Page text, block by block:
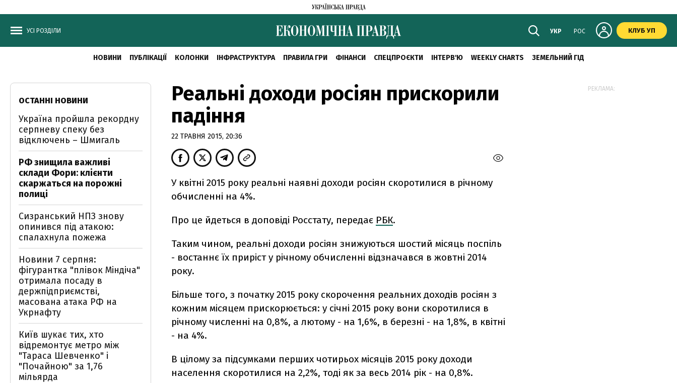
УСІ РОЗДІЛИ УКР РОС КЛУБ УП
НОВИНИ ПУБЛІКАЦІЇ КОЛОНКИ ІНФРАСТРУКТУРА ПРАВИЛА ГРИ ФІНАНСИ СПЕЦПРОЄКТИ ІНТЕРВ'Ю WEEKLY CHARTS ЗЕМЕЛЬНИЙ ГІД
Реальні доходи росіян прискорили
падіння
22 ТРАВНЯ 2015, 20:36
У квітні 2015 року реальні наявні доходи росіян скоротилися в річному
обчисленні на 4%.
Про це йдеться в доповіді Росстату, передає РБК.
Таким чином, реальні доходи росіян знижуються шостий місяць поспіль
- востаннє їх приріст у річному обчисленні відзначався в жовтні 2014
року.
Більше того, з початку 2015 року скорочення реальних доходів росіян з
кожним місяцем прискорюється: у січні 2015 року вони скоротилися в
річному численні на 0,8%, а лютому - на 1,6%, в березні - на 1,8%, в квітні
- на 4%.
В цілому за підсумками перших чотирьох місяців 2015 року доходи
населення скоротилися на 2,2%, тоді як за весь 2014 рік - на 0,8%.
ОСТАННІ НОВИНИ
Україна пройшла рекордну
серпневу спеку без
відключень – Шмигаль
РФ знищила важливі
склади Фори: клієнти
скаржаться на порожні
полиці
Сизранський НПЗ знову
опинився під атакою:
спалахнула пожежа
Новини 7 серпня:
фігурантка "плівок Міндіча"
отримала посаду в
держпідприємстві,
масована атака РФ на
Укрнафту
Київ шукає тих, хто
відремонтує метро між
"Тараса Шевченко" і
"Почайною" за 1,76
мільярда
РЕКЛАМА: